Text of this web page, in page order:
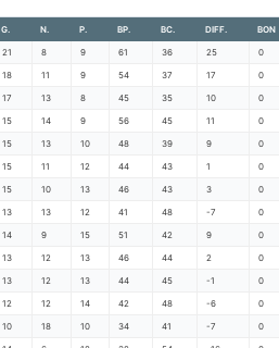
G. N. P. BP. BC. DIFF. BON
21 8 9 61 36 25 0
18 11 9 54 37 17 0
17 13 8 45 35 10 0
15 14 9 56 45 11 0
15 13 10 48 39 9 0
15 11 12 44 43 1 0
15 10 13 46 43 3 0
13 13 12 41 48 -7 0
14 9 15 51 42 9 0
13 12 13 46 44 2 0
13 12 13 44 45 -1 0
12 12 14 42 48 -6 0
10 18 10 34 41 -7 0